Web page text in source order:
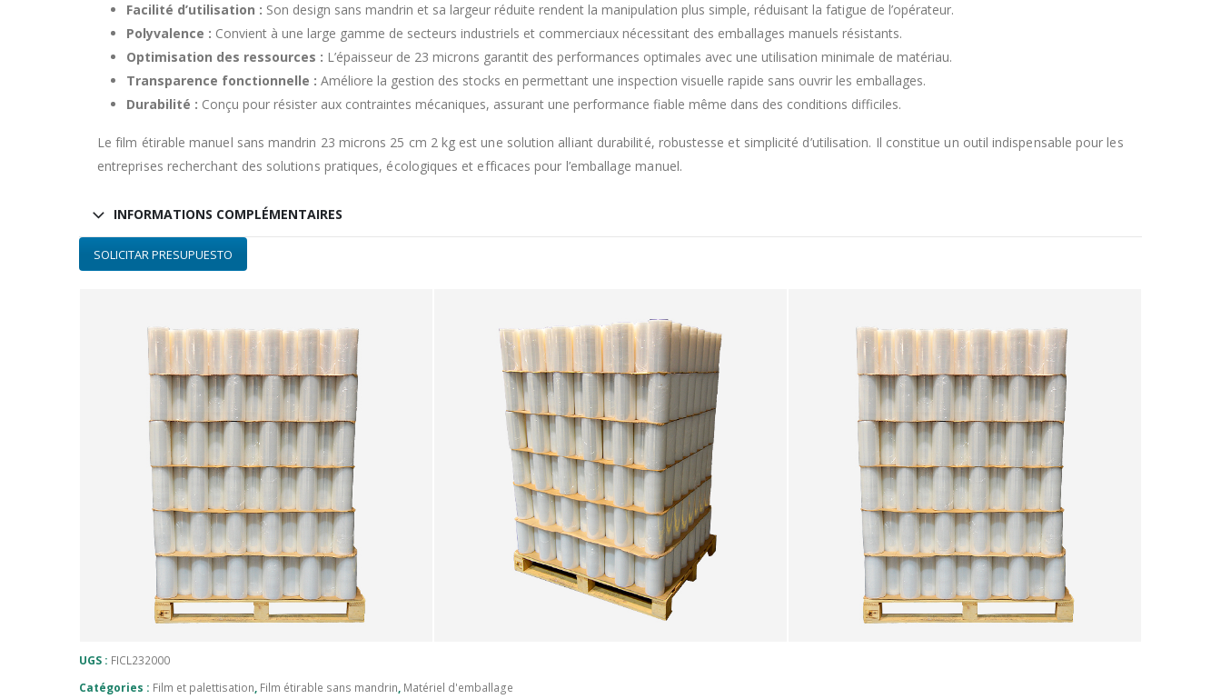
Facilité d’utilisation : Son design sans mandrin et sa largeur réduite rendent la manipulation plus simple, réduisant la fatigue de l’opérateur.
Polyvalence : Convient à une large gamme de secteurs industriels et commerciaux nécessitant des emballages manuels résistants.
Optimisation des ressources : L’épaisseur de 23 microns garantit des performances optimales avec une utilisation minimale de matériau.
Transparence fonctionnelle : Améliore la gestion des stocks en permettant une inspection visuelle rapide sans ouvrir les emballages.
Durabilité : Conçu pour résister aux contraintes mécaniques, assurant une performance fiable même dans des conditions difficiles.
Le film étirable manuel sans mandrin 23 microns 25 cm 2 kg est une solution alliant durabilité, robustesse et simplicité d’utilisation. Il constitue un outil indispensable pour les
entreprises recherchant des solutions pratiques, écologiques et efficaces pour l’emballage manuel.
INFORMATIONS COMPLÉMENTAIRES
SOLICITAR PRESUPUESTO
UGS : FICL232000
Catégories : Film et palettisation, Film étirable sans mandrin, Matériel d'emballage